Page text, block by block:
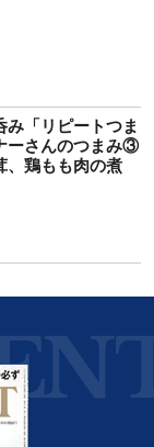
み「リピートつま
ーさんのつまみ③
、鶏もも肉の煮